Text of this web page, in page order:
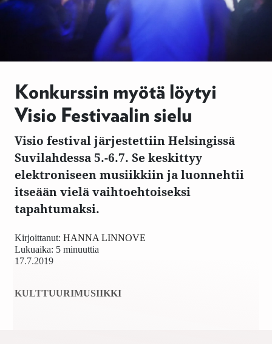
Konkurssin myötä löytyi
Visio Festivaalin sielu
Visio festival järjestettiin Helsingissä
Suvilahdessa 5.-6.7. Se keskittyy
elektroniseen musiikkiin ja luonnehtii
itseään vielä vaihtoehtoiseksi
tapahtumaksi.
17.7.2019
Kirjoittanut: HANNA LINNOVE
Lukuaika: 5 minuuttia
KULTTUURIMUSIIKKI